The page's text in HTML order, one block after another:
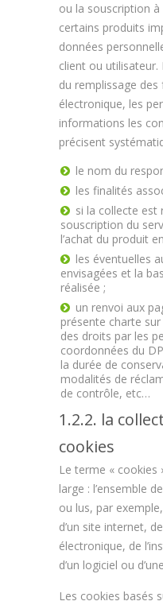
ou la souscription
certains produits
données
client ou utilisateur.
du remplissage
électronique, les
informations les
précisent
le nom du
les finalités
si la collecte est
souscription du
l’achat du produit
les éventuelles
envisagées et la
réalisée ;
un renvoi aux
présente charte sur
des droits par les
coordonnées du
la durée de
modalités de
de contrôle, etc…
1.2.2. la
cookies
Le terme « cookies
large : l’ensemble
ou lus, par
d’un site internet,
électronique, de
d’un logiciel ou
Les cookies basés